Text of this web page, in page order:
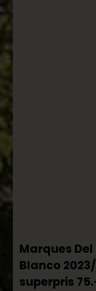
Marques
Blanco
superpris